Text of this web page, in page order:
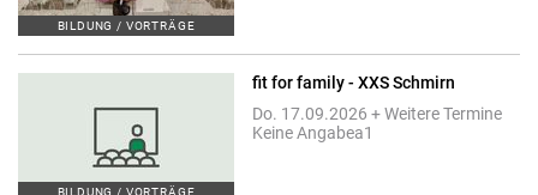
BILDUNG / VORTRÄGE
BILDUNG / VORTRÄGE
fit for family - XXS Schmirn
Do. 17.09.2026 + Weitere Termine
Keine Angabea1